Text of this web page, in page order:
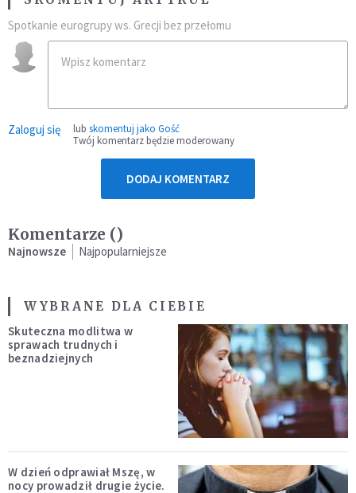
Spotkanie eurogrupy ws. Grecji bez przełomu
Zaloguj się lub skomentuj jako Gość
Twój komentarz będzie moderowany
DODAJ KOMENTARZ
Komentarze ()
Najnowsze Najpopularniejsze
WYBRANE DLA CIEBIE
Skuteczna modlitwa w
sprawach trudnych i
beznadziejnych
W dzień odprawiał Mszę, w
nocy prowadził drugie życie.